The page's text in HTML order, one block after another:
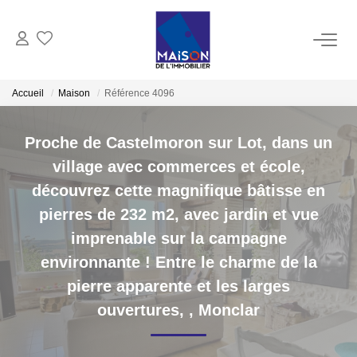
GESTION
ESTIMATION
Estimer Vendre
Estimation En Ligne Gratuite
Biens Vendus
Accueil Maison Référence 4096
Proche de Castelmoron sur Lot, dans un
village avec commerces et école,
découvrez cette magnifique bâtisse en
pierres de 232 m2, avec jardin et vue
imprenable sur la campagne
environnante ! Entre le charme de la
pierre apparente et les larges
ouvertures, , Monclar